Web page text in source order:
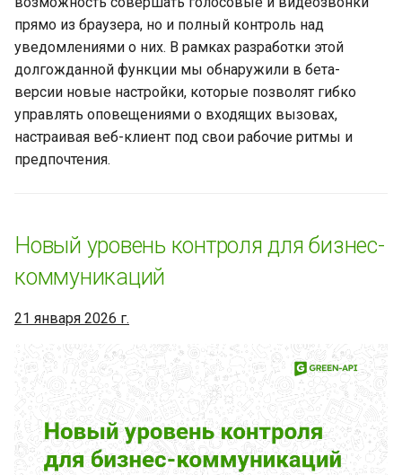
эффективнее?
GREEN-API итоги года:
стабильная доставка
сообщений, развитие
инфраструктуры, новости
из мира WhatsApp в 2025
выбрать инструмент
автоматизации для вашего
бизнеса
WhatsApp прекращает
поддержку на старых iOS:
что делать?
Знакомство с no-code
платформой автоматизации
Make
прямо из браузера, но и полный контроль над
уведомлениями о них. В рамках разработки этой
долгожданной функции мы обнаружили в бета-
версии новые настройки, которые позволят гибко
управлять оповещениями о входящих вызовах,
настраивая веб-клиент под свои рабочие ритмы и
предпочтения.
Новый уровень контроля для бизнес-
коммуникаций
21 января 2026 г.